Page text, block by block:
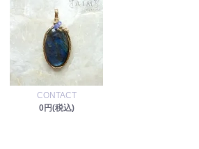
CONTACT
0円(税込)